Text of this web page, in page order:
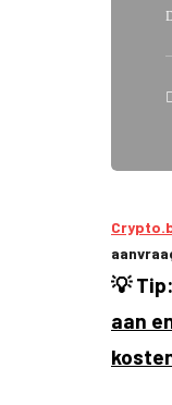
💡 Tip:
aan